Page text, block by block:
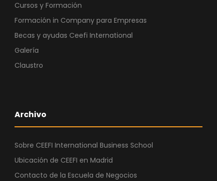
Cursos y Formación
Formación in Company para Empresas
Becas y ayudas Ceefi International
Galería
Claustro
Archivo
Sobre CEEFI International Business School
Ubicación de CEEFI en Madrid
Contacto de la Escuela de Negocios